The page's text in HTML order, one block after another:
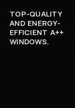
TOP-QUALITY
AND ENERGY-
EFFICIENT A++
WINDOWS.